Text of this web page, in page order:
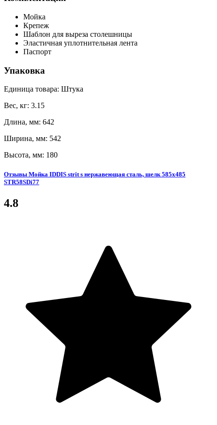
Мойка
Крепеж
Шаблон для выреза столешницы
Эластичная уплотнительная лента
Паспорт
Упаковка
Единица товара: Штука
Вес, кг: 3.15
Длина, мм: 642
Ширина, мм: 542
Высота, мм: 180
Отзывы Мойка IDDIS strit s нержавеющая сталь, шелк 585x485
STR58SDi77
4.8